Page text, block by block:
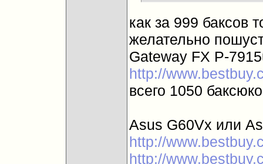
как за 999 баксов
желательно
Gateway FX P-
http://
всего 1050
Asus G60Vx или
http://
http://